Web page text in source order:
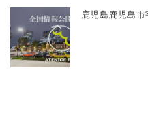
鹿児島鹿児島